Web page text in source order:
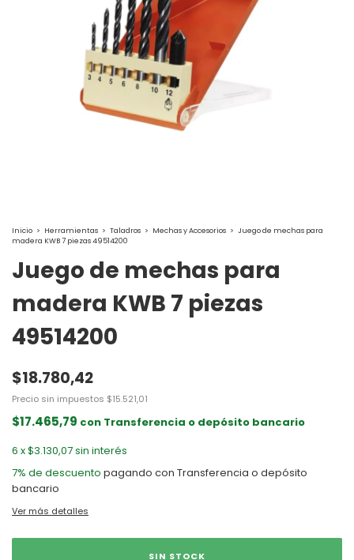
Inicio > Herramientas > Taladros > Mechas y Accesorios > Juego de mechas para
madera KWB 7 piezas 49514200
Juego de mechas para
madera KWB 7 piezas
49514200
$18.780,42
Precio sin impuestos $15.521,01
$17.465,79 con Transferencia o depósito bancario
6 x$3.130,07sin interés
7% de descuento pagando con Transferencia o depósito
bancario
Ver más detalles